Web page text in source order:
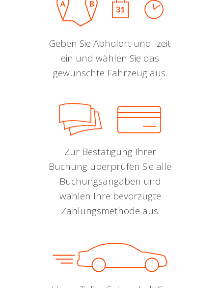
Geben Sie Abholort und -zeit
ein und wählen Sie das
gewünschte Fahrzeug aus.
Zur Bestätigung Ihrer
Buchung überprüfen Sie alle
Buchungsangaben und
wählen Ihre bevorzugte
Zahlungsmethode aus.